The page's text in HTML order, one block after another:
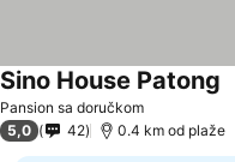
Pansion sa doručkom
Sino House Patong
5,0 42 0.4 km od plaže